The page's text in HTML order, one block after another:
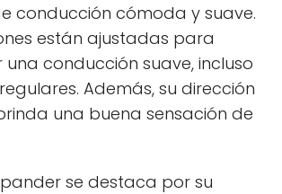
conducción cómoda y suave.
están ajustadas para
conducción suave, incluso
Además, su dirección
una buena sensación de
se destaca por su